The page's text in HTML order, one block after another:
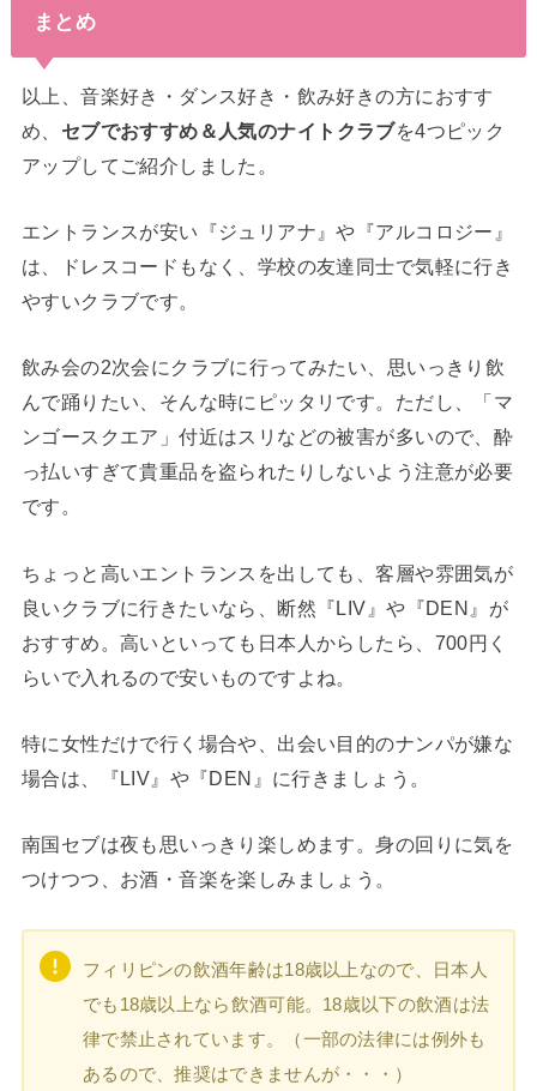
まとめ
以上、音楽好き・ダンス好き・飲み好きの方におすす
め、 セブでおすすめ＆人気のナイトクラブを4つピック
アップしてご紹介しました。
エントランスが安い『ジュリアナ』や『アルコロジー』
は、ドレスコードもなく、学校の友達同士で気軽に行き
やすいクラブです。
飲み会の2次会にクラブに行ってみたい、思いっきり飲
んで踊りたい、そんな時にピッタリです。ただし、「マ
ンゴースクエア」付近はスリなどの被害が多いので、酔
っ払いすぎて貴重品を盗られたりしないよう注意が必要
です。
ちょっと高いエントランスを出しても、客層や雰囲気が
良いクラブに行きたいなら、断然『LIV』や『DEN』が
おすすめ。高いといっても日本人からしたら、700円く
らいで入れるので安いものですよね。
特に女性だけで行く場合や、出会い目的のナンパが嫌な
場合は、『LIV』や『DEN』に行きましょう。
南国セブは夜も思いっきり楽しめます。身の回りに気を
つけつつ、お酒・音楽を楽しみましょう。
フィリピンの飲酒年齢は18歳以上なので、日本人
でも18歳以上なら飲酒可能。18歳以下の飲酒は法
律で禁止されています。（一部の法律には例外も
あるので、推奨はできませんが・・・）